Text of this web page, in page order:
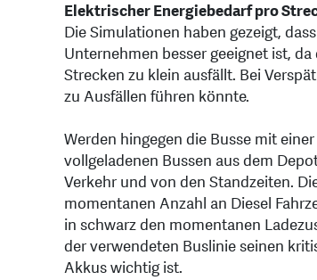
Elektrischer Energiebedarf pro
Die Simulationen haben gezeigt,
Unternehmen besser geeignet ist,
Strecken zu klein ausfällt. Bei
zu Ausfällen führen könnte.
Werden hingegen die Busse mit
vollgeladenen Bussen aus dem
Verkehr und von den Standzeiten.
momentanen Anzahl an Diesel
in schwarz den momentanen
der verwendeten Buslinie seinen
Akkus wichtig ist.